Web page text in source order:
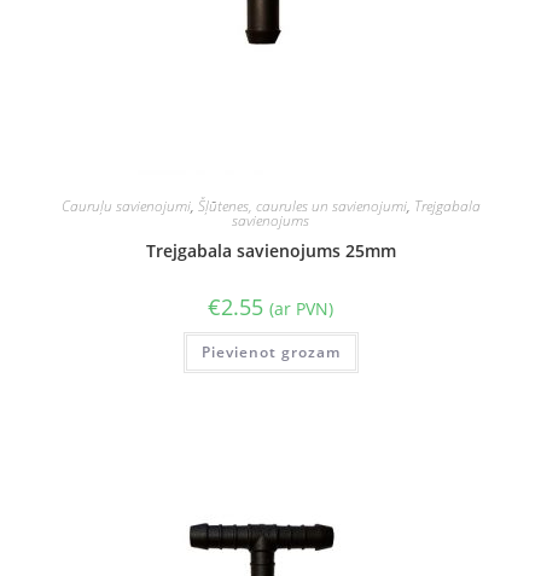
Cauruļu savienojumi, Šļūtenes, caurules un savienojumi, Trejgabala
savienojums
Trejgabala savienojums 25mm
€2.55 (ar PVN)
Pievienot grozam